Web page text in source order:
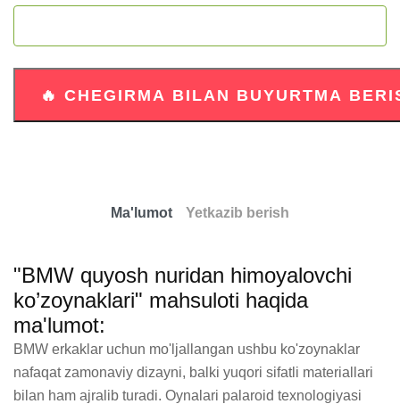
Ma'lumot Yetkazib berish
"BMW quyosh nuridan himoyalovchi
ko’zoynaklari" mahsuloti haqida
ma'lumot:
BMW erkaklar uchun mo'ljallangan ushbu ko'zoynaklar
nafaqat zamonaviy dizayni, balki yuqori sifatli materiallari
bilan ham ajralib turadi. Oynalari palaroid texnologiyasi